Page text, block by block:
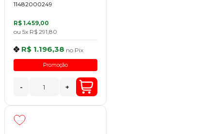
11482000249
R$ 1.459,00
ou 5x R$ 291,80
R$ 1.196,38 no Pix
Promoção
- +